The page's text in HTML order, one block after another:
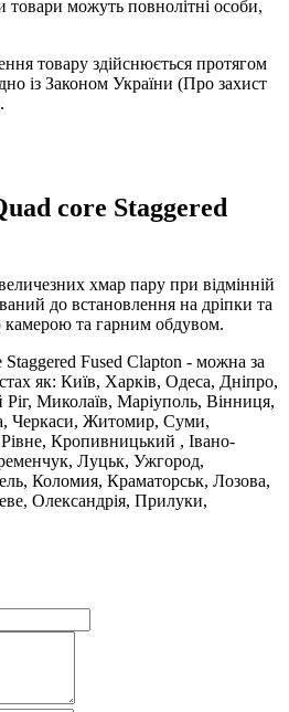
товари можуть повнолітні особи,
товару здійснюється протягом
із Законом України (Про захист
core Staggered
хмар пару при відмінній
до встановлення на дріпки та
та гарним обдувом.
Fused Clapton - можна за
як: Київ, Харків, Одеса, Дніпро,
Миколаїв, Маріуполь, Вінниця,
Черкаси, Житомир, Суми,
Кропивницький , Івано-
Луцьк, Ужгород,
Коломия, Краматорськ, Лозова,
Олександрія, Прилуки,